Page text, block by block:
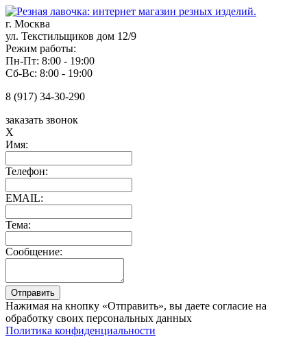
г. Москва
ул. Текстильщиков дом 12/9
Режим работы:
Пн-Пт: 8:00 - 19:00
Сб-Вс: 8:00 - 19:00
8 (917) 34-30-290
заказать звонок
X
Имя:
Телефон:
EMAIL:
Тема:
Сообщение:
Нажимая на кнопку «Отправить», вы даете согласие на
обработку своих персональных данных
Политика конфиденциальности